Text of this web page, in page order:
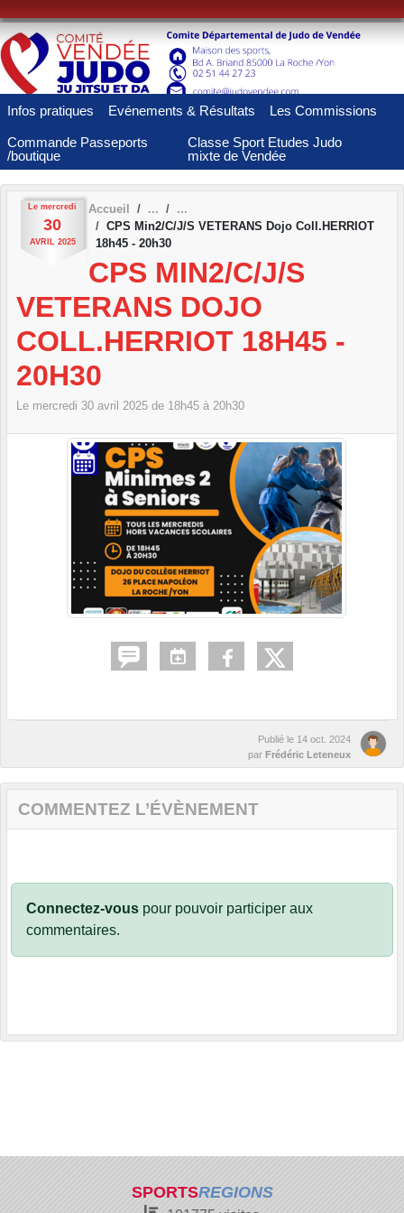
Infos pratiques Evénements & Résultats Les Commissions
Commande Passeports
/boutique
Classe Sport Etudes Judo
mixte de Vendée
Le mercredi
30
AVRIL 2025
Accueil
CPS Min2/C/J/S VETERANS Dojo Coll.HERRIOT
18h45 - 20h30
CPS MIN2/C/J/S
VETERANS DOJO
COLL.HERRIOT 18H45 -
20H30
Le mercredi 30 avril 2025 de 18h45 à 20h30
Publié le 14 oct. 2024
par Frédéric Leteneux
COMMENTEZ L’ÉVÈNEMENT
Connectez-vous pour pouvoir participer aux
commentaires.
SPORTSREGIONS